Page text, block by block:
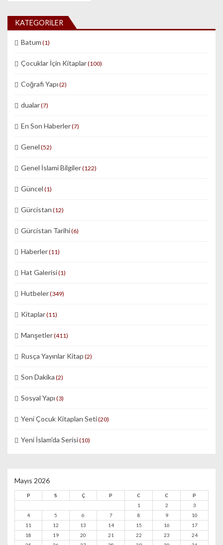
KATEGORILER
Batum (1)
Çocuklar İçin Kitaplar(100)
Coğrafi Yapı (2)
dualar(7)
En Son Haberler(7)
Genel (52)
Genel İslami Bilgiler(122)
Güncel (1)
Gürcistan (12)
Gürcistan Tarihi(6)
Haberler(11)
Hat Galerisi(1)
Hutbeler(349)
Kitaplar(11)
Manşetler(411)
Rusça Yayınlar Kitap (2)
Son Dakika (2)
Sosyal Yapı (3)
Yeni Çocuk Kitapları Seti(20)
Yeni İslam'da Serisi(10)
Mayıs 2026
P S Ç P C C
P
1
2
3
4
5 6 7 8 9
10
11
12 13 14 15 16
17
18
19 20 21 22 23
24